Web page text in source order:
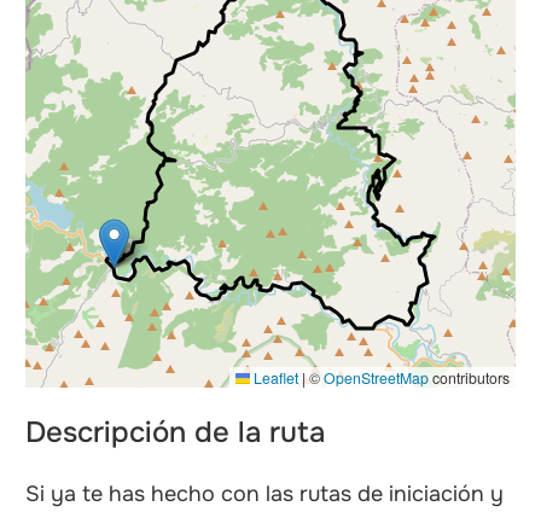
Leaflet|©OpenStreetMapcontributors
Descripción de la ruta
Si ya te has hecho con las rutas de iniciación y